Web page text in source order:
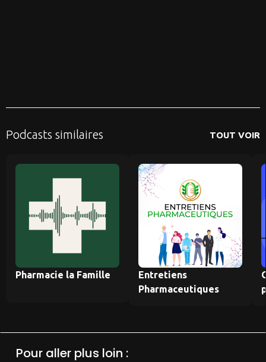
Podcasts similaires TOUT VOIR
Pharmacie la Famille
Entretiens
Pharmaceutiques
Pour aller plus loin :